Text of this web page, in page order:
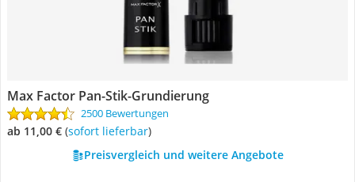
Max Factor Pan-Stik-Grundierung
2500 Bewertungen
ab 11,00 € ( Sofort lieferbar)
Preisvergleich und weitere Angebote